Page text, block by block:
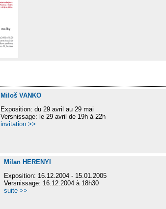
Miloš VANKO
Exposition: du 29 avril au 29 mai
Versnissage: le 29 avril de 19h à 22h
invitation >>
Milan HERENYI
Exposition: 16.12.2004 - 15.01.2005
Versnissage: 16.12.2004 à 18h30
suite >>